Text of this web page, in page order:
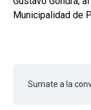
Municipalidad de
Sumate a la